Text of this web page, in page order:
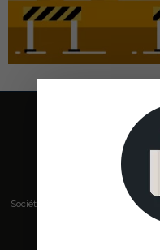
Société de presse, plateforme de
salons s'adressant aux